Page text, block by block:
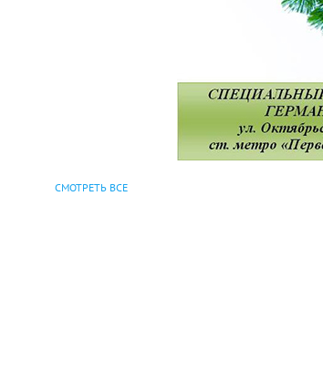
СМОТРЕТЬ ВСЕ